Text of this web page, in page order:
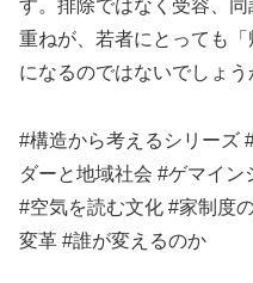
す。排除ではなく受容、
重ねが、若者にとっても
になるのではないでしょう
#構造から考えるシリーズ
ダーと地域社会 #ゲマイン
#空気を読む文化 #家制度
変革 #誰が変えるのか